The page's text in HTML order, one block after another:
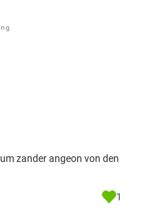
zander angeon von den
1